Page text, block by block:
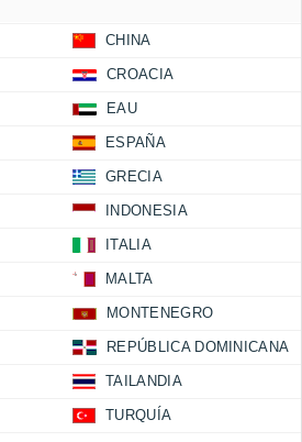
CHINA
CROACIA
EAU
ESPAÑA
GRECIA
INDONESIA
ITALIA
MALTA
MONTENEGRO
REPÚBLICA DOMINICANA
TAILANDIA
TURQUÍA